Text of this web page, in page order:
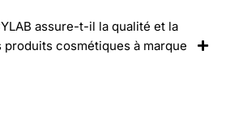
assure-t-il la qualité et la
produits cosmétiques à marque